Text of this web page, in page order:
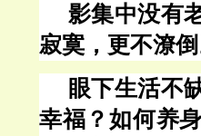
影集中没有
寂寞，更不潦倒
眼下生活不
幸福？如何养